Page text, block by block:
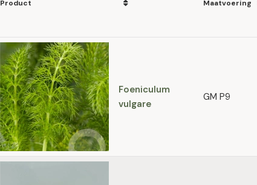
Product Maatvoering
Foeniculum
vulgare
GM P9